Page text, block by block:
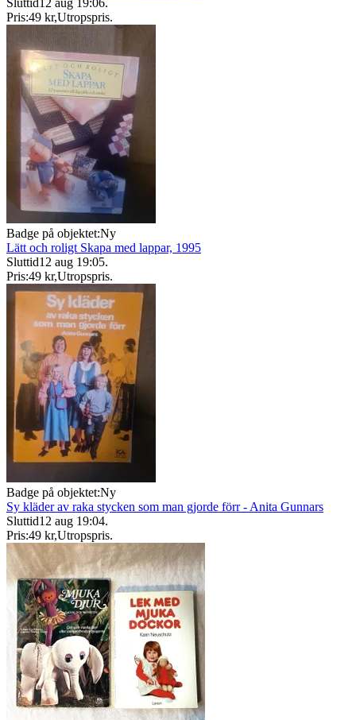
Sluttid12 aug 19:06.
Pris:49 kr,Utropspris.
Badge på objektet:Ny
Lätt och roligt Skapa med lappar, 1995
Sluttid12 aug 19:05.
Pris:49 kr,Utropspris.
Badge på objektet:Ny
Sy kläder av raka stycken som man gjorde förr - Anita Gunnars
Sluttid12 aug 19:04.
Pris:49 kr,Utropspris.